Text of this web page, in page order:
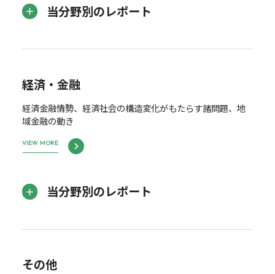
当分野別のレポート
経済・金融
経済金融情勢、経済社会の構造変化がもたらす諸問題、地
域金融の動き
VIEW MORE
当分野別のレポート
その他